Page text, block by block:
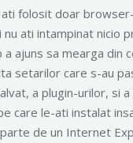
ati folosit doar
nu ati intampinat nicio
a ajuns sa mearga din
setarilor care s-au
a plugin-urilor, si
care le-ati instalat
de un Internet